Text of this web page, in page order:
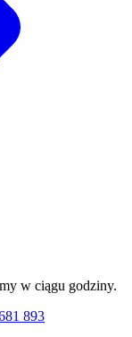
w ciągu godziny.
893